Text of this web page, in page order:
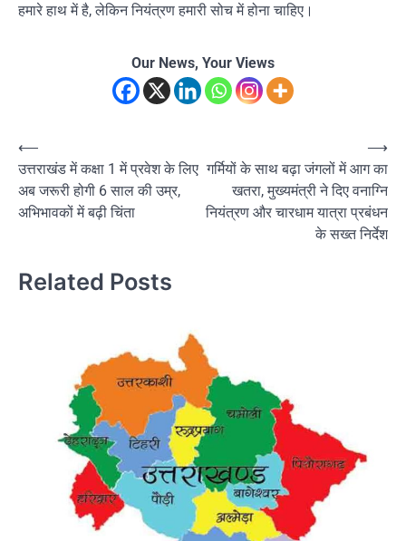
हमारे हाथ में है, लेकिन नियंत्रण हमारी सोच में होना चाहिए।
Our News, Your Views
Post
navigation
⟵
उत्तराखंड में कक्षा 1 में प्रवेश के लिए
अब जरूरी होगी 6 साल की उम्र,
अभिभावकों में बढ़ी चिंता
गर्मियों के साथ बढ़ा जंगलों में आग का
खतरा, मुख्यमंत्री ने दिए वनाग्नि
नियंत्रण और चारधाम यात्रा प्रबंधन
के सख्त निर्देश
⟶
Related Posts